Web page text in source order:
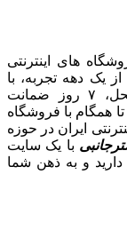
های اینترنتی
یک دهه تجربه، با
پایبندی به سه اصل کلیدی، پرداخت در محل، ۷ روز ضمانت
همگام با فروشگاه‌
ایران در حوزه
با یک سایت
دارید و به ذهن شما